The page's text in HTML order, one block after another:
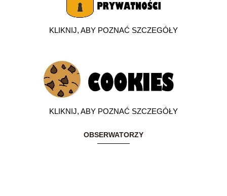
KLIKNIJ, ABY POZNAĆ SZCZEGÓŁY
KLIKNIJ, ABY POZNAĆ SZCZEGÓŁY
OBSERWATORZY